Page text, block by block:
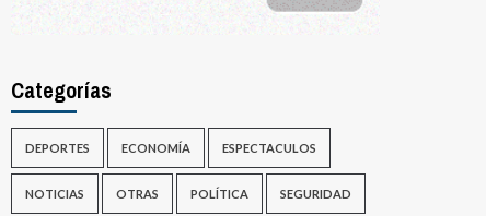
Categorías
DEPORTES ECONOMÍA ESPECTACULOS
NOTICIAS OTRAS POLÍTICA SEGURIDAD